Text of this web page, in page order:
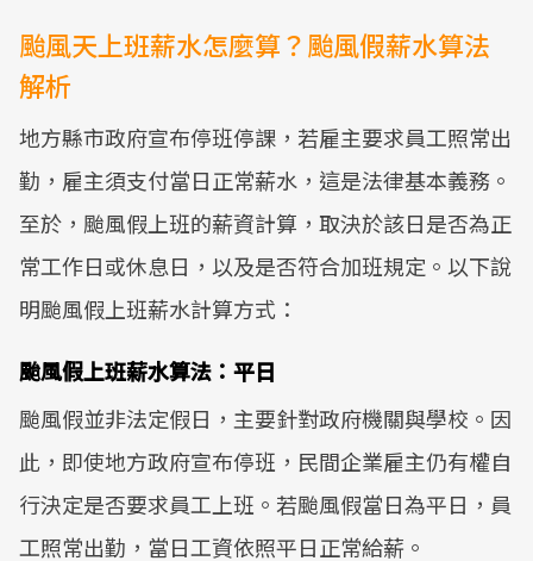
颱風天上班薪水怎麼算？颱風假薪水算法
解析
地方縣市政府宣布停班停課，若雇主要求員工照常出
勤，雇主須支付當日正常薪水，這是法律基本義務。
至於，颱風假上班的薪資計算，取決於該日是否為正
常工作日或休息日，以及是否符合加班規定。以下說
明颱風假上班薪水計算方式：
颱風假上班薪水算法：平日
颱風假並非法定假日，主要針對政府機關與學校。因
此，即使地方政府宣布停班，民間企業雇主仍有權自
行決定是否要求員工上班。若颱風假當日為平日，員
工照常出勤，當日工資依照平日正常給薪。